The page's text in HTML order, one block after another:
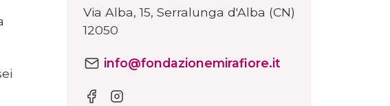
Via Alba, 15, Serralunga d'Alba (CN)
12050
info@fondazionemirafiore.it